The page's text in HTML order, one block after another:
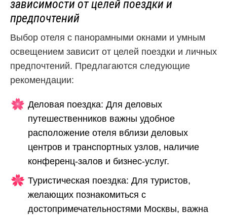
зависимости от целей поездки и
предпочтений
Выбор отеля с панорамными окнами и умным
освещением зависит от целей поездки и личных
предпочтений. Предлагаются следующие
рекомендации:
Деловая поездка: Для деловых
путешественников важны удобное
расположение отеля вблизи деловых
центров и транспортных узлов, наличие
конференц-залов и бизнес-услуг.
Туристическая поездка: Для туристов,
желающих познакомиться с
достопримечательностями Москвы, важна